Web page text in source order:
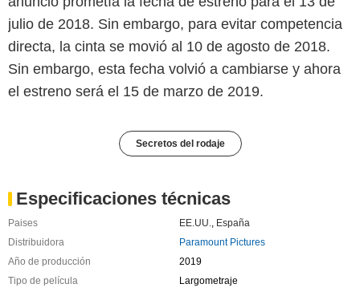
julio de 2018. Sin embargo, para evitar competencia
directa, la cinta se movió al 10 de agosto de 2018.
Sin embargo, esta fecha volvió a cambiarse y ahora
el estreno será el 15 de marzo de 2019.
Secretos del rodaje
Especificaciones técnicas
Paises EE.UU., España
Distribuidora
Paramount Pictures
Año de producción
2019
Tipo de película
Largometraje